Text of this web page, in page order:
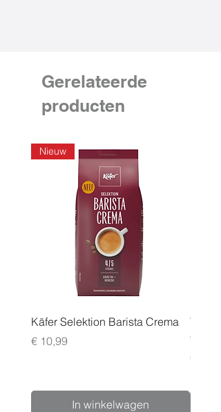
Gerelateerde
producten
Nieuw
Käfer Selektion Barista Crema
Prijs
€ 10,99
In winkelwagen
96
Prijs
€ 24,99